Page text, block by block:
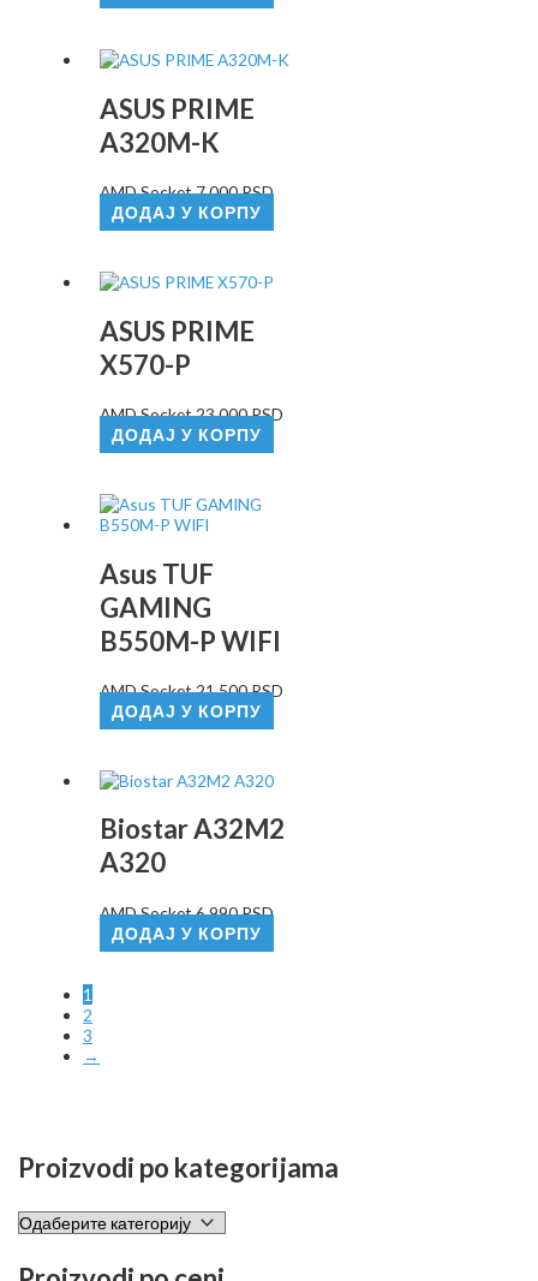
Proizvodi po kategorijama
ASUS PRIME
A320M-K
AMD Socket7.000RSD
ДОДАЈ У КОРПУ
ASUS PRIME
X570-P
AMD Socket23.000RSD
ДОДАЈ У КОРПУ
Asus TUF
GAMING
B550M-P WIFI
AMD Socket21.500RSD
ДОДАЈ У КОРПУ
Biostar A32M2
A320
AMD Socket6.990RSD
ДОДАЈ У КОРПУ
1
2
3
→